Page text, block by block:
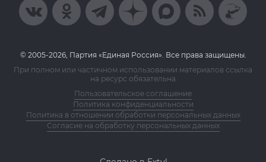
© 2005-2026, Партия «Единая Россия». Все права защищены.
При полном или частичном использовании материалов ссылка
на ресурс обязательна
Пользовательское соглашение
Политика конфиденциальности
Политика в отношении обработки персональных данных
Согласие на обработку персональных данных